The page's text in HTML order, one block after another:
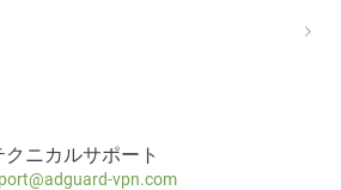
クニカルサポート
vpn.com